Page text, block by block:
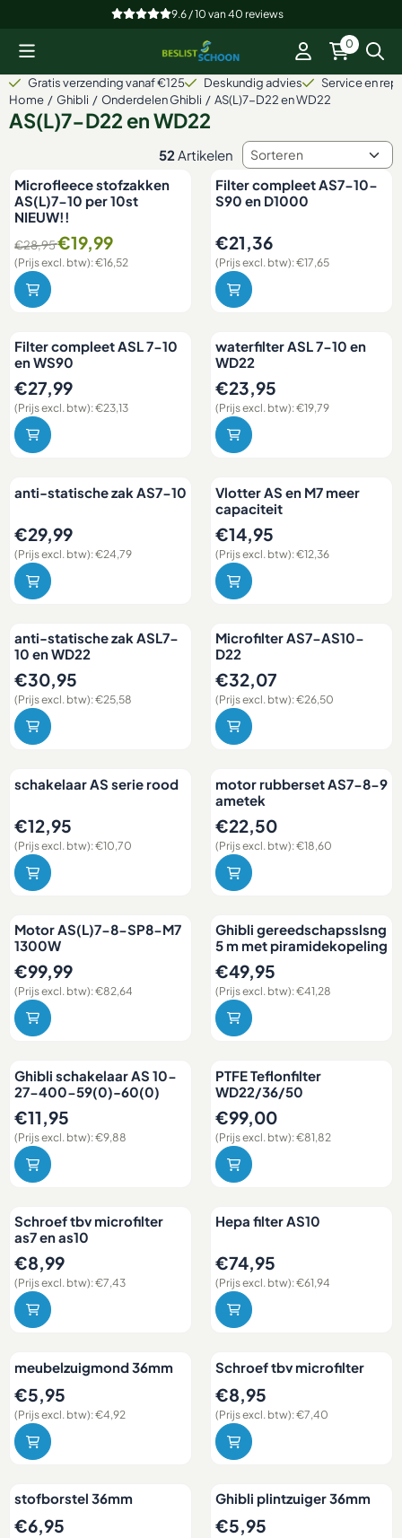
Cookievoorkeuren zijn beschikbaar. Kies instellingen of sta
9.6 / 10 van40 reviews
0
Gratis verzending vanaf €125 Deskundig advies
Service en
Home / Ghibli / Onderdelen Ghibli / AS(L)7-D22 en WD22
AS(L)7-D22 en WD22
52 Artikelen Sorteermethode
Microfleece stofzakken
AS(L)7-10 per 10st
NIEUW!!
Van 28,95 voor 19,99, exclusief btw: 16,52
€28,95€19,99
(Prijs excl. btw):€16,52
Filter compleet AS7-10-
S90 en D1000
Prijs: 21,36, exclusief btw:
€21,36
(Prijs excl. btw):€17,65
Filter compleet ASL 7-10
en WS90
Prijs: 27,99, exclusief btw: 23,13
€27,99
(Prijs excl. btw):€23,13
waterfilter ASL 7-10 en
WD22
Prijs: 23,95, exclusief btw:
€23,95
(Prijs excl. btw):€19,79
anti-statische zak AS7-10
Prijs: 29,99, exclusief btw: 24,79
€29,99
(Prijs excl. btw):€24,79
Vlotter AS en M7 meer
capaciteit
Prijs: 14,95, exclusief btw:
€14,95
(Prijs excl. btw):€12,36
anti-statische zak ASL7-
10 en WD22
Prijs: 30,95, exclusief btw: 25,58
€30,95
(Prijs excl. btw):€25,58
Microfilter AS7-AS10-
D22
Prijs: 32,07, exclusief btw:
€32,07
(Prijs excl. btw):€26,50
schakelaar AS serie rood
Prijs: 12,95, exclusief btw: 10,70
€12,95
(Prijs excl. btw):€10,70
motor rubberset AS7-8-9
ametek
Prijs: 22,50, exclusief btw:
€22,50
(Prijs excl. btw):€18,60
Motor AS(L)7-8-SP8-M7
1300W
Prijs: 99,99, exclusief btw: 82,64
€99,99
(Prijs excl. btw):€82,64
Ghibli gereedschapsslsng
5 m met piramidekopeling
Prijs: 49,95, exclusief btw:
€49,95
(Prijs excl. btw):€41,28
Ghibli schakelaar AS 10-
27-400-59(0)-60(0)
Prijs: 11,95, exclusief btw: 9,88
€11,95
(Prijs excl. btw):€9,88
PTFE Teflonfilter
WD22/36/50
Prijs: 99,00, exclusief btw:
€99,00
(Prijs excl. btw):€81,82
Schroef tbv microfilter
as7 en as10
Prijs: 8,99, exclusief btw: 7,43
€8,99
(Prijs excl. btw):€7,43
Hepa filter AS10
Prijs: 74,95, exclusief btw:
€74,95
(Prijs excl. btw):€61,94
meubelzuigmond 36mm
Prijs: 5,95, exclusief btw: 4,92
€5,95
(Prijs excl. btw):€4,92
Schroef tbv microfilter
Prijs: 8,95, exclusief btw: 7,40
€8,95
(Prijs excl. btw):€7,40
stofborstel 36mm
Prijs: 6,95, exclusief btw: 5,74
€6,95
Ghibli plintzuiger 36mm
Prijs: 5,95, exclusief btw: 4,92
€5,95